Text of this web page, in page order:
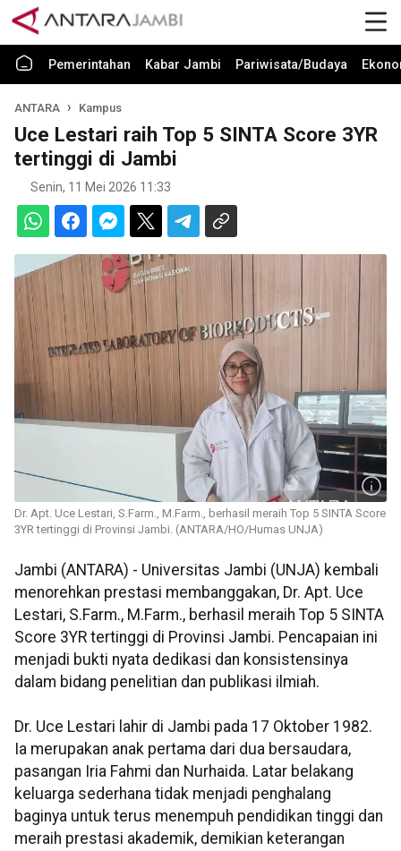
Pemerintahan Kabar Jambi Pariwisata/Budaya
ANTARA Kampus
Uce Lestari raih Top 5 SINTA Score 3YR
tertinggi di Jambi
Senin, 11 Mei 2026 11:33
Dr. Apt. Uce Lestari, S.Farm., M.Farm., berhasil meraih Top 5 SINTA Score
3YR tertinggi di Provinsi Jambi. (ANTARA/HO/Humas UNJA)
Jambi (ANTARA) - Universitas Jambi (UNJA) kembali
menorehkan prestasi membanggakan, Dr. Apt. Uce
Lestari, S.Farm., M.Farm., berhasil meraih Top 5 SINTA
Score 3YR tertinggi di Provinsi Jambi. Pencapaian ini
menjadi bukti nyata dedikasi dan konsistensinya
dalam bidang penelitian dan publikasi ilmiah.
Dr. Uce Lestari lahir di Jambi pada 17 Oktober 1982.
Ia merupakan anak pertama dari dua bersaudara,
pasangan Iria Fahmi dan Nurhaida. Latar belakang
keluarga sederhana tidak menjadi penghalang
baginya untuk terus menempuh pendidikan tinggi dan
meraih prestasi akademik, demikian keterangan